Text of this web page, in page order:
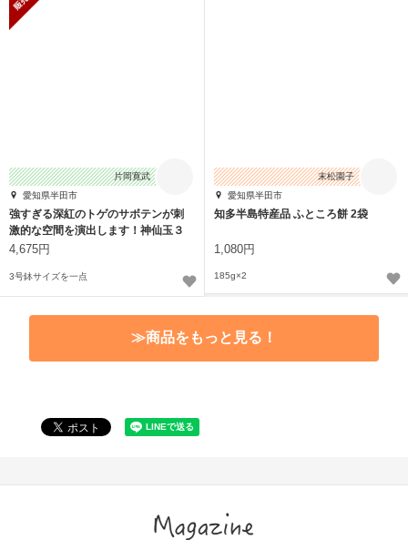
片岡寛武
愛知県半田市
強すぎる深紅のトゲのサボテンが刺
激的な空間を演出します！神仙玉３
号サイズ１点
4,675円
3号鉢サイズを一点
末松園子
愛知県半田市
知多半島特産品 ふところ餅 2袋
1,080円
185g×2
≫商品をもっと見る！